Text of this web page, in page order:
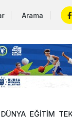
Arama
DÜNYA EĞİTİM